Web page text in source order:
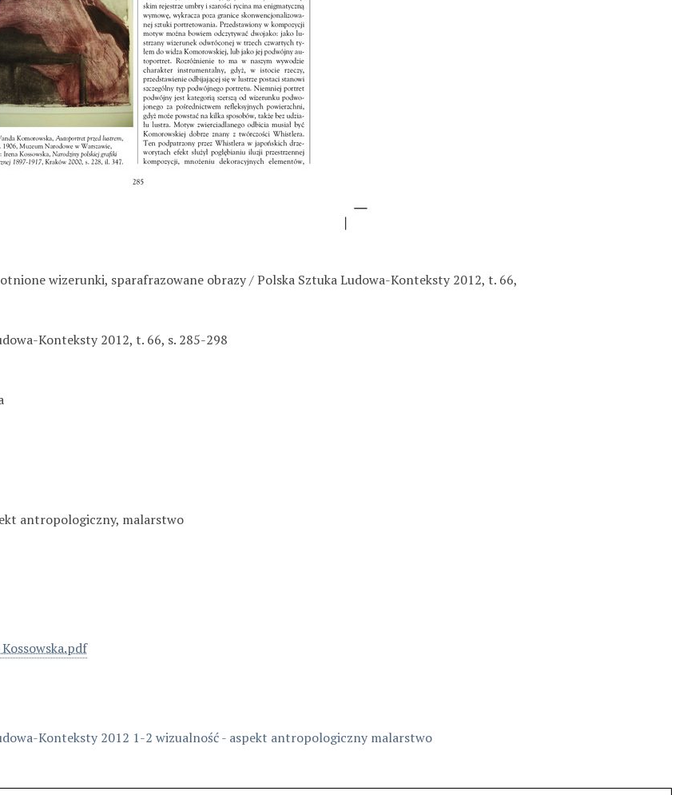
wizerunki, sparafrazowane obrazy / Polska Sztuka Ludowa-Konteksty 2012, t. 66,
Konteksty 2012, t. 66, s. 285-298
antropologiczny, malarstwo
Konteksty 2012 1-2 wizualność - aspekt antropologiczny malarstwo